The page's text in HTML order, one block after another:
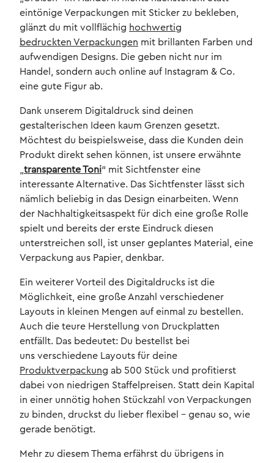
eintönige Verpackungen mit Sticker zu bekleben,
glänzt du mit vollflächig hochwertig
bedruckten Verpackungen mit brillanten Farben und
aufwendigen Designs. Die geben nicht nur im
Handel, sondern auch online auf Instagram & Co.
eine gute Figur ab.
Dank unserem Digitaldruck sind deinen
gestalterischen Ideen kaum Grenzen gesetzt.
Möchtest du beispielsweise, dass die Kunden dein
Produkt direkt sehen können, ist unsere erwähnte
„transparente Toni“ mit Sichtfenster eine
interessante Alternative. Das Sichtfenster lässt sich
nämlich beliebig in das Design einarbeiten. Wenn
der Nachhaltigkeitsaspekt für dich eine große Rolle
spielt und bereits der erste Eindruck diesen
unterstreichen soll, ist unser geplantes Material, eine
Verpackung aus Papier, denkbar.
Ein weiterer Vorteil des Digitaldrucks ist die
Möglichkeit, eine große Anzahl verschiedener
Layouts in kleinen Mengen auf einmal zu bestellen.
Auch die teure Herstellung von Druckplatten
entfällt. Das bedeutet: Du bestellst bei
uns verschiedene Layouts für deine
Produktverpackung ab 500 Stück und profitierst
dabei von niedrigen Staffelpreisen. Statt dein Kapital
in einer unnötig hohen Stückzahl von Verpackungen
zu binden, druckst du lieber flexibel – genau so, wie
gerade benötigt.
Mehr zu diesem Thema erfährst du übrigens in